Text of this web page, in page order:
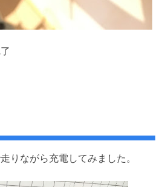
りながら充電してみました。